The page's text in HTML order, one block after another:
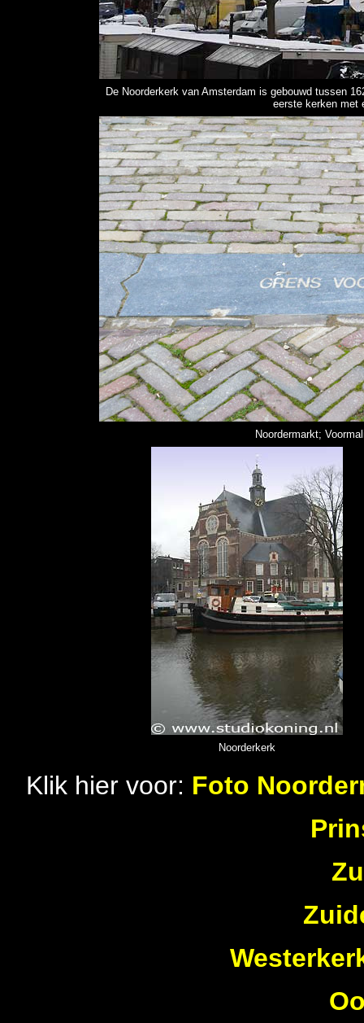
De Noorderkerk van Amsterdam is gebouwd tussen
eerste kerken met
Noordermarkt;
Noorderkerk
Klik hier voor: Foto